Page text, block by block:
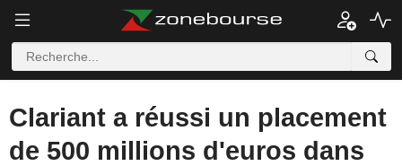
Clariant a réussi un placement
de 500 millions d'euros dans